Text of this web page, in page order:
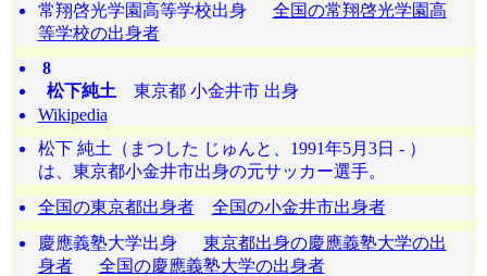
常翔啓光学園高等学校出身 全国の常翔啓光学園高
等学校の出身者
8
松下純土 東京都 小金井市 出身
Wikipedia
松下 純土（まつした じゅんと、1991年5月3日 - ）
は、東京都小金井市出身の元サッカー選手。
全国の東京都出身者
全国の小金井市出身者
慶應義塾大学出身 東京都出身の慶應義塾大学の出
身者
全国の慶應義塾大学の出身者